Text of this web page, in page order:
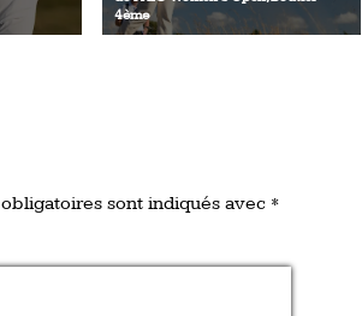
4ème
sont indiqués avec *